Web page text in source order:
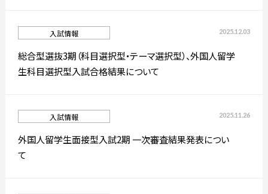
2025.12.03
入試情報
総合型選抜3期（科目選択型・テーマ選択型）、外国人留学
生科目選択型入試合格結果について
2025.11.26
入試情報
外国人留学生面接型入試2期 一次審査結果発表につい
て